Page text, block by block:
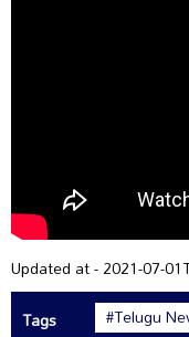
Updated at - 2021-07-
Tags
#Telugu